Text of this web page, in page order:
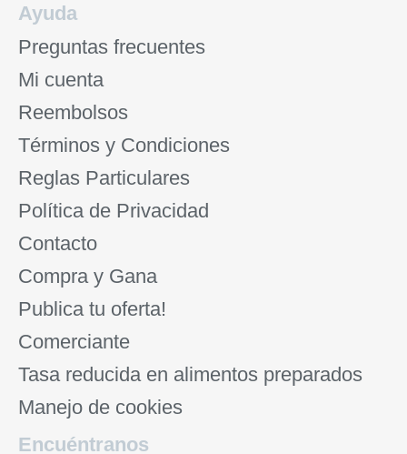
Ayuda
Preguntas frecuentes
Mi cuenta
Reembolsos
Términos y Condiciones
Reglas Particulares
Política de Privacidad
Contacto
Compra y Gana
Publica tu oferta!
Comerciante
Tasa reducida en alimentos preparados
Manejo de cookies
Encuéntranos